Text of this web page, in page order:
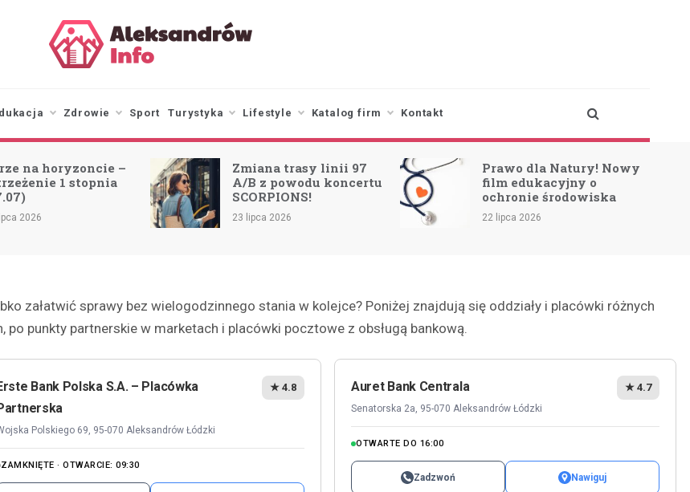
Zdrowie Sport Turystyka Lifestyle Katalog firm Kontakt
na horyzoncie –
1 stopnia
2026
Zmiana trasy linii 97
A/B z powodu koncertu
SCORPIONS!
23 lipca 2026
Prawo dla Natury! Nowy
film edukacyjny o
ochronie środowiska
22 lipca 2026
załatwić sprawy bez wielogodzinnego stania w kolejce? Poniżej znajdują się oddziały i placówki różnych
punkty partnerskie w marketach i placówki pocztowe z obsługą bankową.
Bank Polska S.A. – Placówka
Polskiego 69, 95-070 Aleksandrów Łódzki
★ 4.8
ZAMKNIĘTE · OTWARCIE: 09:30
Auret Bank Centrala
Senatorska 2a, 95-070 Aleksandrów Łódzki
★ 4.7
OTWARTE DO 16:00
Zadzwoń Nawiguj